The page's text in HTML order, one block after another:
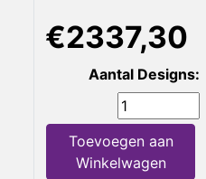
€2337,30
Aantal Designs:
Toevoegen aan
Winkelwagen